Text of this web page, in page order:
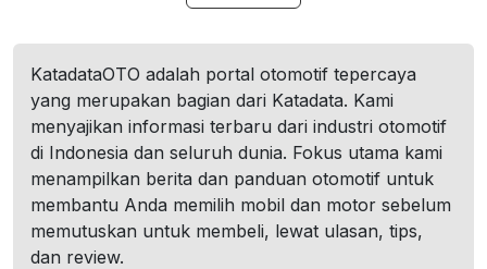
KatadataOTO adalah portal otomotif tepercaya
yang merupakan bagian dari Katadata. Kami
menyajikan informasi terbaru dari industri otomotif
di Indonesia dan seluruh dunia. Fokus utama kami
menampilkan berita dan panduan otomotif untuk
membantu Anda memilih mobil dan motor sebelum
memutuskan untuk membeli, lewat ulasan, tips,
dan review.